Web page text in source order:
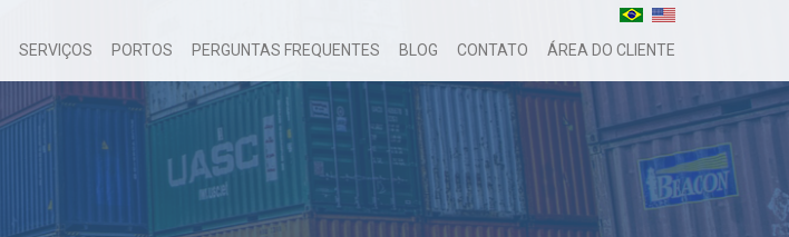
SERVIÇOS PORTOS PERGUNTAS FREQUENTES BLOG CONTATO ÁREA DO CLIENTE